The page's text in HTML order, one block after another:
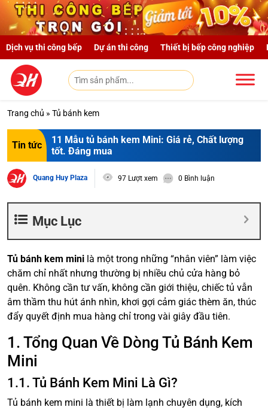
Skip to main content
Dịch vụ thi công bếp Dự án thi công Thiết bị bếp công nghiệp
Trang chủ » Tủ bánh kem
Tin tức
11 Mẫu tủ bánh kem Mini: Giá rẻ, Chất lượng
tốt. Đáng mua
Quang Huy Plaza 97 Lượt xem 0 Bình luận
Mục Lục
Tủ bánh kem mini là một trong những “nhân viên” làm việc
chăm chỉ nhất nhưng thường bị nhiều chủ cửa hàng bỏ
quên. Không cần tư vấn, không cần giới thiệu, chiếc tủ vẫn
âm thầm thu hút ánh nhìn, khơi gợi cảm giác thèm ăn, thúc
đẩy quyết định mua hàng chỉ trong vài giây đầu tiên.
1. Tổng Quan Về Dòng Tủ Bánh Kem
Mini
1.1. Tủ Bánh Kem Mini Là Gì?
Tủ bánh kem mini là thiết bị làm lạnh chuyên dụng, kích